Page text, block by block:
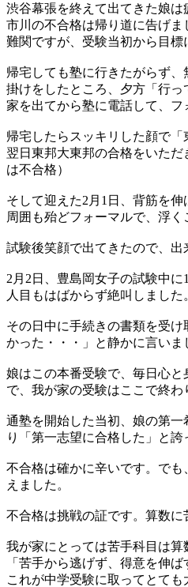
渋谷幕張を終えて出てきた娘は
市川の不合格は帰り道に告げま
難関ですが、受験当初から目標
帰宅しても塾に行きたがらず
掛けをしたところ、夕方「行っ
家を出てから塾に電話して、フ
帰宅したらスッキリした顔で
翌日東邦大東邦の合格をいた
は不合格）
そして迎えた2月1日、背筋を
周囲も殆どフォーマルで、浮
試験後笑顔で出てきたので、
2月2日、豊島岡女子の試験中
人目もはばからず絶叫しました
その日中に手続きの書類を受
かった・・・」と静かに言いま
娘はこの本番受験で、毎日心
で、我が家の受験はここで終わ
通塾を開始した当初、娘の第
り「第一志望に合格した」と誇
不合格は確かに辛いです。で
えました。
不合格は挑戦の証です。算数
我が家にとっては苦手科目は算
「苦手から逃げず、得意を伸ば
これが中学受験に取ってとても